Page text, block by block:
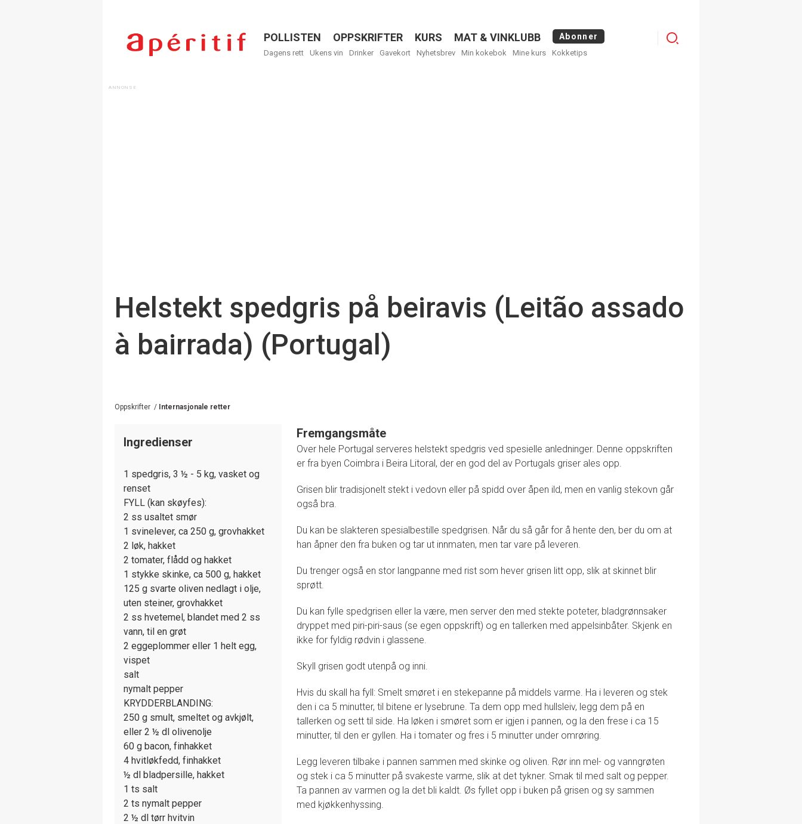
Menu
POLLISTEN OPPSKRIFTER KURS MAT & VINKLUBB Abonner
Dagens rett Ukens vin Drinker Gavekort Nyhetsbrev Min kokebok Mine kurs Kokketips
Logg
Helstekt spedgris på beiravis (Leitão assado
à bairrada) (Portugal)
Oppskrifter / Internasjonale retter
Ingredienser
1 spedgris, 3 ½ - 5 kg, vasket og
renset
FYLL (kan skøyfes):
2 ss usaltet smør
1 svinelever, ca 250 g, grovhakket
2 løk, hakket
2 tomater, flådd og hakket
1 stykke skinke, ca 500 g, hakket
125 g svarte oliven nedlagt i olje,
uten steiner, grovhakket
2 ss hvetemel, blandet med 2 ss
vann, til en grøt
2 eggeplommer eller 1 helt egg,
vispet
salt
nymalt pepper
KRYDDERBLANDING:
250 g smult, smeltet og avkjølt,
eller 2 ½ dl olivenolje
60 g bacon, finhakket
4 hvitløkfedd, finhakket
½ dl bladpersille, hakket
1 ts salt
2 ts nymalt pepper
2 ½ dl tørr hvitvin
Fremgangsmåte
Over hele Portugal serveres helstekt spedgris ved spesielle anledninger. Denne oppskriften
er fra byen Coimbra i Beira Litoral, der en god del av Portugals griser ales opp.
Grisen blir tradisjonelt stekt i vedovn eller på spidd over åpen ild, men en vanlig stekovn går
også bra.
Du kan be slakteren spesialbestille spedgrisen. Når du så går for å hente den, ber du om at
han åpner den fra buken og tar ut innmaten, men tar vare på leveren.
Du trenger også en stor langpanne med rist som hever grisen litt opp, slik at skinnet blir
sprøtt.
Du kan fylle spedgrisen eller la være, men server den med stekte poteter, bladgrønnsaker
dryppet med piri-piri-saus (se egen oppskrift) og en tallerken med appelsinbåter. Skjenk en
ikke for fyldig rødvin i glassene.
Skyll grisen godt utenpå og inni.
Hvis du skall ha fyll: Smelt smøret i en stekepanne på middels varme. Ha i leveren og stek
den i ca 5 minutter, til bitene er lysebrune. Ta dem opp med hullsleiv, legg dem på en
tallerken og sett til side. Ha løken i smøret som er igjen i pannen, og la den frese i ca 15
minutter, til den er gyllen. Ha i tomater og fres i 5 minutter under omrøring.
Legg leveren tilbake i pannen sammen med skinke og oliven. Rør inn mel- og vanngrøten
og stek i ca 5 minutter på svakeste varme, slik at det tykner. Smak til med salt og pepper.
Ta pannen av varmen og la det bli kaldt. Øs fyllet opp i buken på grisen og sy sammen
med kjøkkenhyssing.